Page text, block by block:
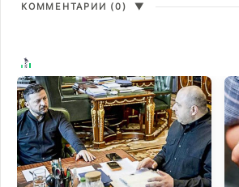
КОММЕНТАРИИ (0) ▼